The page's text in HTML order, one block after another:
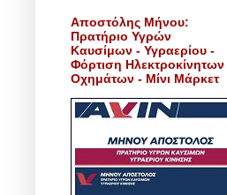
Αποστόλης Μήνου:
Πρατήριο Υγρών
Καυσίμων - Υγραερίου -
Φόρτιση Ηλεκτροκίνητων
Οχημάτων - Μίνι Μάρκετ